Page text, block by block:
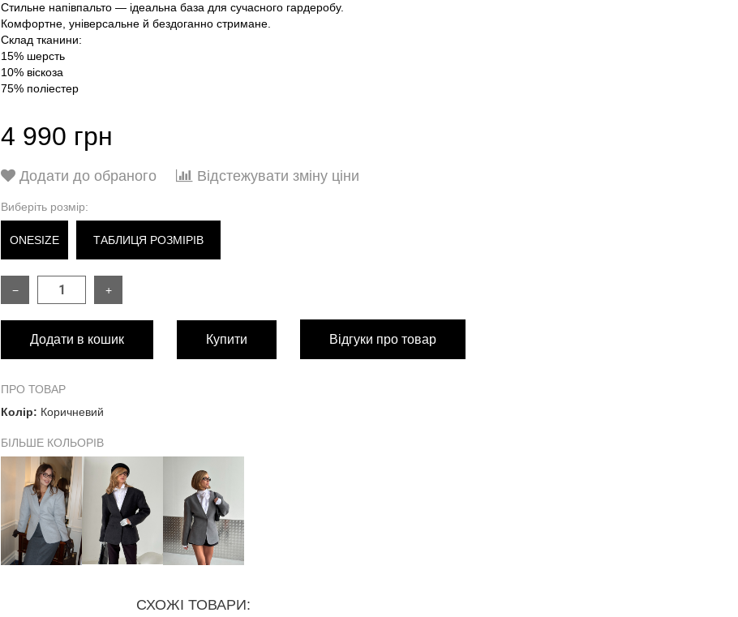
Стильне напівпальто — ідеальна база для сучасного гардеробу.
Комфортне, універсальне й бездоганно стримане.
Склад тканини:
15% шерсть
10% віскоза
75% поліестер
4 990 грн
Додати до обраного Відстежувати зміну ціни
Виберіть розмір:
ONESIZE ТАБЛИЦЯ РОЗМІРІВ
РОЗМІР
Довжина по спинці 73 см
Груди
Талія (регулюється)
Стегна
− +
Додати в кошик Купити Відгуки про товар
ПРО ТОВАР
Колір: Коричневий
БІЛЬШЕ КОЛЬОРІВ
СХОЖІ ТОВАРИ: